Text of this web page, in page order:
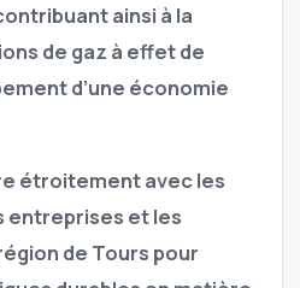
ainsi à la
de gaz à effet de
d’une économie
étroitement avec les
entreprises et les
de Tours pour